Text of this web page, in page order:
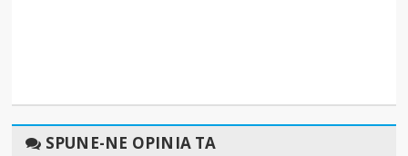
SPUNE-NE OPINIA TA